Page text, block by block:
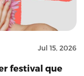
Jul 15, 2026
festival que